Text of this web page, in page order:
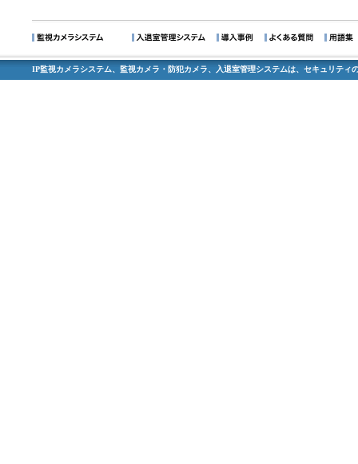
IP監視カメラシステム、監視カメラ・防犯カメラ、入退室管理システムは、セキュリティ